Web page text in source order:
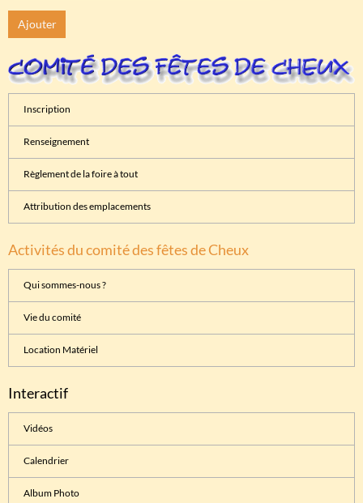
Ajouter
Inscription
Renseignement
Règlement de la foire à tout
Attribution des emplacements
Activités du comité des fêtes de Cheux
Qui sommes-nous ?
Vie du comité
Location Matériel
Interactif
Vidéos
Calendrier
Album Photo